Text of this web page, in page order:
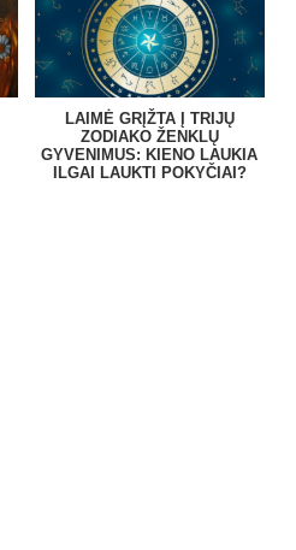
LAIMĖ GRĮŽTA Į TRIJŲ
ZODIAKO ŽENKLŲ
GYVENIMUS: KIENO LAUKIA
ILGAI LAUKTI POKYČIAI?